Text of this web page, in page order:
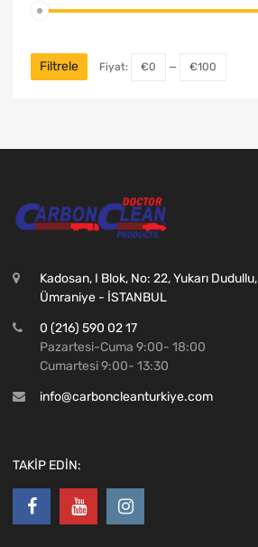
Filtrele Fiyat: €0 — €100
Kadosan, I Blok, No: 22, Yukarı Dudullu,
Ümraniye - İSTANBUL
0 (216) 590 02 17
Pazartesi-Cuma 9:00- 18:00
Cumartesi 9:00- 13:30
info@carboncleanturkiye.com
TAKİP EDİN: